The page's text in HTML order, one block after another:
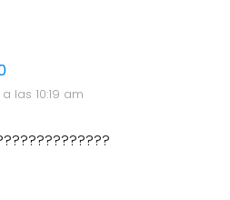
las 10:19 am